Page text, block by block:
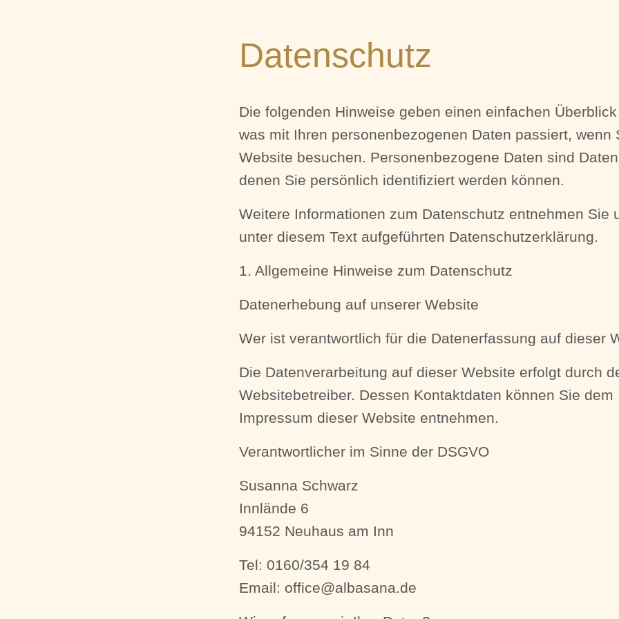
Datenschutz
Die folgenden Hinweise geben einen einfachen Überblick
was mit Ihren personenbezogenen Daten passiert, wenn
Website besuchen. Personenbezogene Daten sind
denen Sie persönlich identifiziert werden können.
Weitere Informationen zum Datenschutz entnehmen Sie
unter diesem Text aufgeführten Datenschutzerklärung.
1. Allgemeine Hinweise zum Datenschutz
Datenerhebung auf unserer Website
Wer ist verantwortlich für die Datenerfassung auf dieser
Die Datenverarbeitung auf dieser Website erfolgt durch
Websitebetreiber. Dessen Kontaktdaten können Sie dem
Impressum dieser Website entnehmen.
Verantwortlicher im Sinne der DSGVO
Susanna Schwarz
Innlände 6
94152 Neuhaus am Inn
Tel: 0160/354 19 84
Email: office@albasana.de